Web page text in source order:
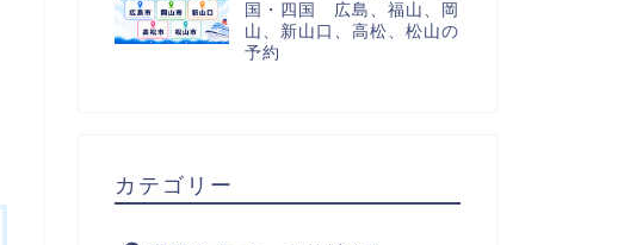
国・四国 広島、福山、岡
山、新山口、高松、松山の
予約
カテゴリー